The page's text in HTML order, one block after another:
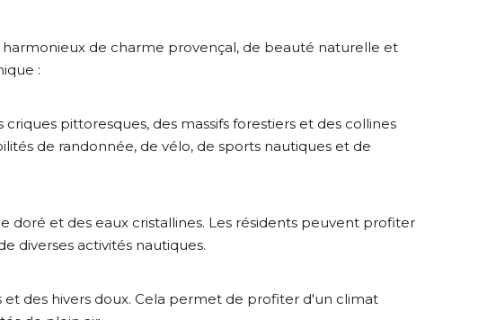
de charme provençal, de beauté naturelle et
:
pittoresques, des massifs forestiers et des collines
de randonnée, de vélo, de sports nautiques et de
et des eaux cristallines. Les résidents peuvent profiter
diverses activités nautiques.
des hivers doux. Cela permet de profiter d'un climat